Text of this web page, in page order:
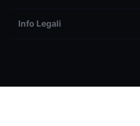
Info Legali